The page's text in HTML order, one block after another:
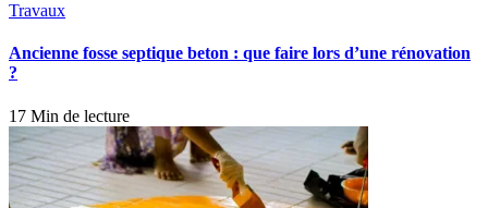
Travaux
Ancienne fosse septique beton : que faire lors d’une rénovation
?
17 Min de lecture